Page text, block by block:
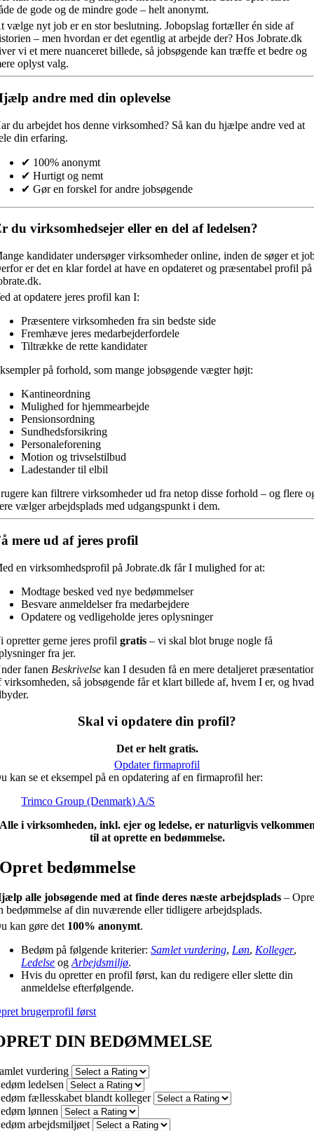
de gode og de mindre gode – helt anonymt.
vælge nyt job er en stor beslutning. Jobopslag fortæller én side af
– men hvordan er det egentlig at arbejde der? Hos Jobrate.dk
vi et mere nuanceret billede, så jobsøgende kan træffe et bedre og
oplyst valg.
andre med din oplevelse
du arbejdet hos denne virksomhed? Så kan du hjælpe andre ved at
din erfaring.
✔ 100% anonymt
✔ Hurtigt og nemt
✔ Gør en forskel for andre jobsøgende
du virksomhedsejer eller en del af ledelsen?
kandidater undersøger virksomheder online, inden de søger et
er det en klar fordel at have en opdateret og præsentabel profil på
at opdatere jeres profil kan I:
Præsentere virksomheden fra sin bedste side
Fremhæve jeres medarbejderfordele
Tiltrække de rette kandidater
på forhold, som mange jobsøgende vægter højt:
Kantineordning
Mulighed for hjemmearbejde
Pensionsordning
Sundhedsforsikring
Personaleforening
Motion og trivselstilbud
Ladestander til elbil
kan filtrere virksomheder ud fra netop disse forhold – og flere
vælger arbejdsplads med udgangspunkt i dem.
mere ud af jeres profil
en virksomhedsprofil på Jobrate.dk får I mulighed for at:
Modtage besked ved nye bedømmelser
Besvare anmeldelser fra medarbejdere
Opdatere og vedligeholde jeres oplysninger
opretter gerne jeres profilgratis – vi skal blot bruge nogle få
fra jer.
fanen Beskrivelse kan I desuden få en mere detaljeret
virksomheden, så jobsøgende får et klart billede af, hvem I er, og
Skal vi opdatere din profil?
Det er helt gratis.
Opdater firmaprofil
kan se et eksempel på en opdatering af en firmaprofil her:
Trimco Group (Denmark) A/S
i virksomheden, inkl. ejer og ledelse, er naturligvis
til at oprette en bedømmelse.
Opret bedømmelse
alle jobsøgende med at finde deres næste arbejdsplads –
bedømmelse af din nuværende eller tidligere arbejdsplads.
kan gøre det 100% anonymt.
Bedøm på følgende kriterier:Samlet vurdering, Løn, Kolleger,
Ledelse ogArbejdsmiljø.
Hvis du opretter en profil først, kan du redigere eller slette din
anmeldelse efterfølgende.
brugerprofil først
DIN BEDØMMELSE
vurdering
ledelsen
fællesskabet blandt kolleger
lønnen
arbejdsmiljøet